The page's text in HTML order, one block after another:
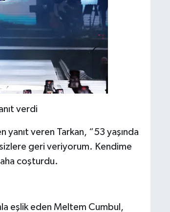
verdi
yanıt veren Tarkan, “53 yaşında
sizlere geri veriyorum. Kendime
coşturdu.
eşlik eden Meltem Cumbul,